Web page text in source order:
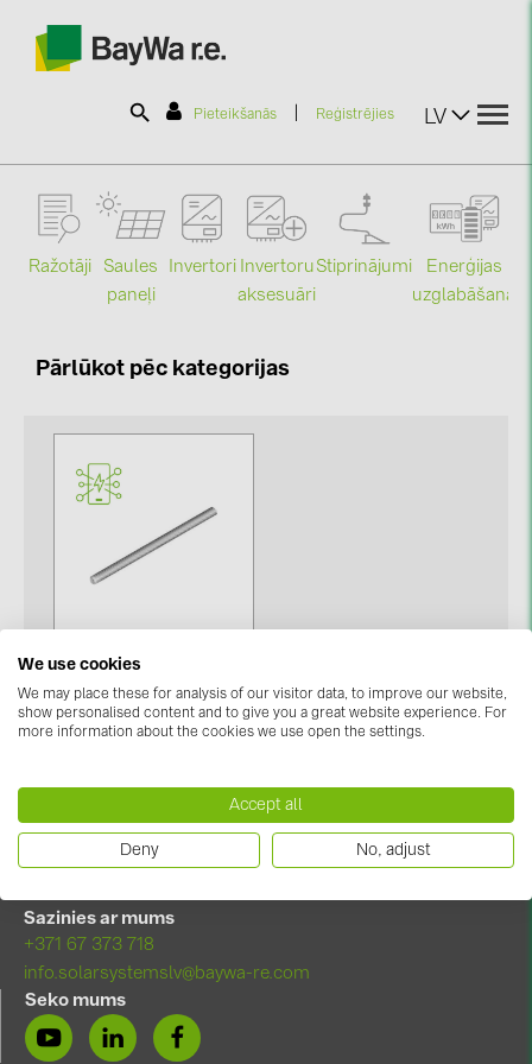
Pieteikšanās Reģistrējies LV
SOLAR-PLANIT
Informācija
Katalogi
Saules paneļi (19)
Invertori (105)
Enerģijas uzglabāšana (74)
E-Mobilitāte (19)
RAŽOTĀJI
ABB (21)
AIKO Solar (2)
Ražotāji
Saules
paneļi
Invertori Invertoru
aksesuāri
Stiprinājumi
Enerģijas
uzglabāšana
Pārlūkot pēc kategorijas
Vītņstienis (1)
Sazinies ar mums
+371 67 373 718
info.solarsystemslv@baywa-re.com
Seko mums
We use cookies
We may place these for analysis of our visitor data, to improve our website,
show personalised content and to give you a great website experience. For
more information about the cookies we use open the settings.
Accept all
Deny No, adjust